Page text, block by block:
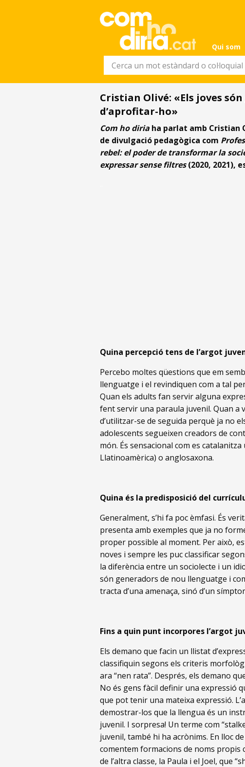
Qui som
Cristian Olivé: «Els joves
d’aprofitar-ho»
Com ho diria ha parlat amb Cristian
de divulgació pedagògica com
rebel: el poder de transformar la
expressar sense filtres (2020, 2021),
Quina percepció tens de l’argot
Percebo moltes qüestions que em
llenguatge i el revindiquen com a tal
Quan els adults fan servir alguna
fent servir una paraula juvenil. Quan a
d’utilitzar-se de seguida perquè ja no
adolescents segueixen creadors de
món. És sensacional com es
Llatinoamèrica) o anglosaxona.
Quina és la predisposició del
Generalment, s’hi fa poc èmfasi. És
presenta amb exemples que ja no
proper possible al moment. Per això,
noves i sempre les puc classificar
la diferència entre un sociolecte i un
són generadors de nou llenguatge i
tracta d’una amenaça, sinó d’un
Fins a quin punt incorpores l’argot
Els demano que facin un llistat
classifiquin segons els criteris
ara “nen rata”. Després, els demano
No és gens fàcil definir una expressió
que pot tenir una mateixa expressió.
demostrar-los que la llengua és un
juvenil. I sorpresa! Un terme com
juvenil, també hi ha acrònims. En lloc
comentem formacions de noms propis
de l’altra classe, la Paula i el Joel, que